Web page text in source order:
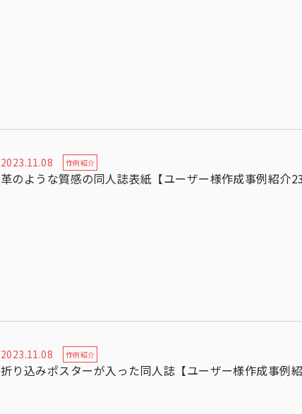
2023.11.08 作例紹介
革のような質感の同人誌表紙【ユーザー様作成事例紹介23
2023.11.08 作例紹介
折り込みポスターが入った同人誌【ユーザー様作成事例紹